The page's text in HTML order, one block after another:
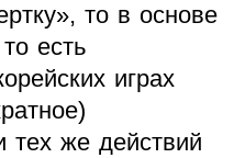
то в основе
есть
играх
тех же действий